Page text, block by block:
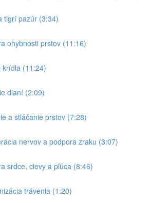
tigrí pazúr (3:34)
ohybnosti prstov (11:16)
krídla (11:24)
dlaní (2:09)
a stláčanie prstov (7:28)
nervov a podpora zraku (3:07)
srdce, cievy a pľúca (8:46)
trávenia (1:20)